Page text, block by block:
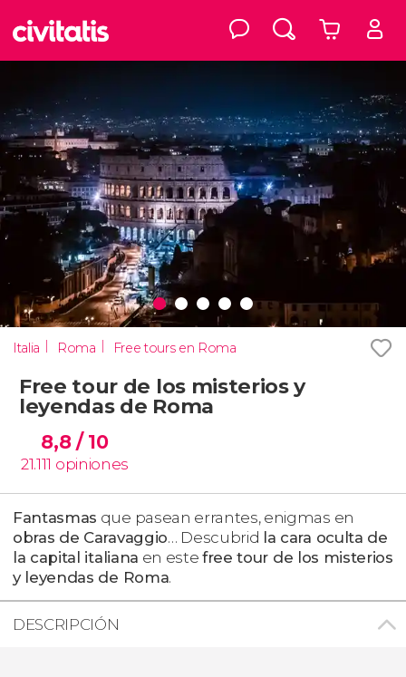
Italia Roma Free tours en Roma
Free tour de los misterios y
leyendas de Roma
8,8/ 10
21.111 opiniones
Fantasmas que pasean errantes, enigmas en
obras de Caravaggio… Descubrid la cara oculta de
la capital italiana en estefree tour de los misterios
y leyendas de Roma.
DESCRIPCIÓN